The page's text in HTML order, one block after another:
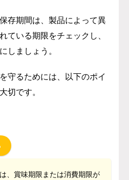
存期間は、製品によって異
ている期限をチェックし、
しましょう。
守るためには、以下のポイ
切です。
、賞味期限または消費期限が